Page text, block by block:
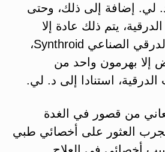
د. لي. إضافة إلى ذلك، وحتى
يتم ذلك عادة إلا
بواسطة الهرمون الدرقي الصناعي Synthroid،
إلا بهرمون واحد من
استنادا إلى د. لي.
من قصور في الغدة
تجرب العثور على أخصائي طبي
أخصائي في العلاج